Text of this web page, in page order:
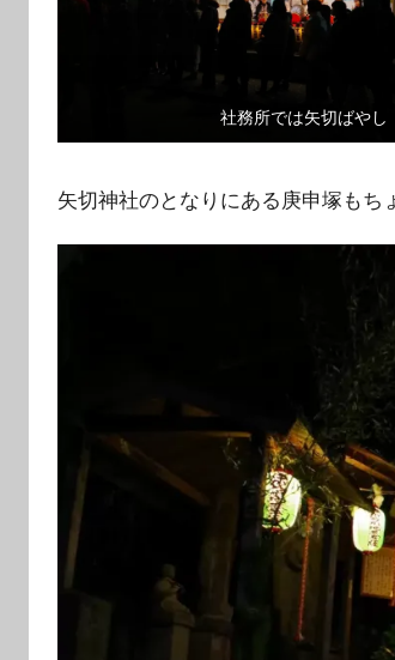
社務所では矢切ばやし
矢切神社のとなりにある庚申塚もち